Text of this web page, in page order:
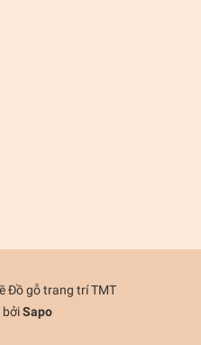
Đồ gỗ trang trí TMT
bởi Sapo